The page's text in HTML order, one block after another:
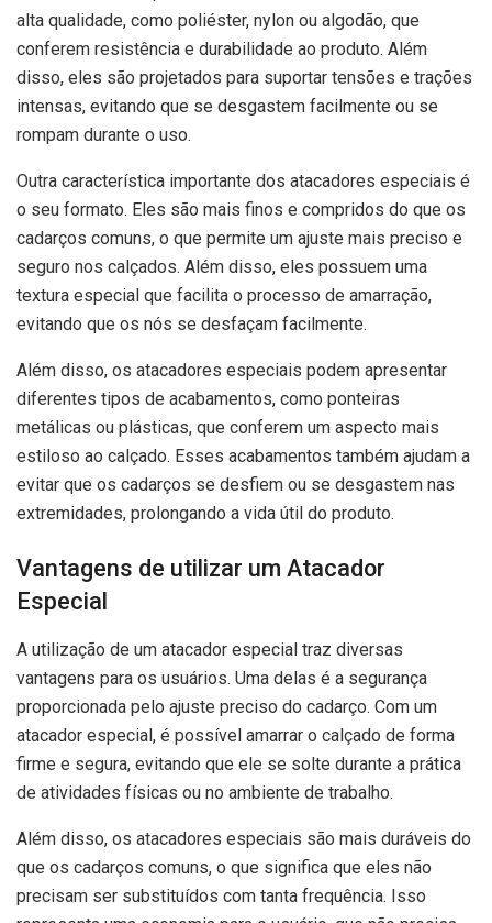
alta qualidade, como poliéster, nylon ou algodão, que
conferem resistência e durabilidade ao produto. Além
disso, eles são projetados para suportar tensões e trações
intensas, evitando que se desgastem facilmente ou se
rompam durante o uso.
Outra característica importante dos atacadores especiais é
o seu formato. Eles são mais finos e compridos do que os
cadarços comuns, o que permite um ajuste mais preciso e
seguro nos calçados. Além disso, eles possuem uma
textura especial que facilita o processo de amarração,
evitando que os nós se desfaçam facilmente.
Além disso, os atacadores especiais podem apresentar
diferentes tipos de acabamentos, como ponteiras
metálicas ou plásticas, que conferem um aspecto mais
estiloso ao calçado. Esses acabamentos também ajudam a
evitar que os cadarços se desfiem ou se desgastem nas
extremidades, prolongando a vida útil do produto.
Vantagens de utilizar um Atacador
Especial
A utilização de um atacador especial traz diversas
vantagens para os usuários. Uma delas é a segurança
proporcionada pelo ajuste preciso do cadarço. Com um
atacador especial, é possível amarrar o calçado de forma
firme e segura, evitando que ele se solte durante a prática
de atividades físicas ou no ambiente de trabalho.
Além disso, os atacadores especiais são mais duráveis do
que os cadarços comuns, o que significa que eles não
precisam ser substituídos com tanta frequência. Isso